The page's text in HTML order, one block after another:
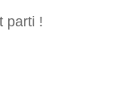
parti !